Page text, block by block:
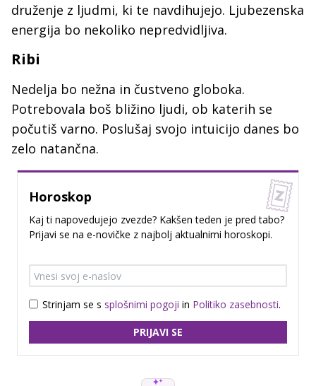
druženje z ljudmi, ki te navdihujejo. Ljubezenska
energija bo nekoliko nepredvidljiva.
Ribi
Nedelja bo nežna in čustveno globoka.
Potrebovala boš bližino ljudi, ob katerih se
počutiš varno. Poslušaj svojo intuicijo danes bo
zelo natančna.
Horoskop
Kaj ti napovedujejo zvezde? Kakšen teden je pred tabo?
Prijavi se na e-novičke z najbolj aktualnimi horoskopi.
Strinjam se s splošnimi pogoji in Politiko zasebnosti.
PRIJAVI SE